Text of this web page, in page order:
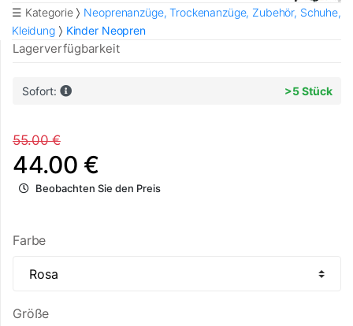
☰ Kategorie
Neoprenanzüge, Trockenanzüge, Zubehör, Schuhe,
Kleidung
Kinder Neopren
Lagerverfügbarkeit
Sofort: >5 Stück
55.00 €
44.00 €
Beobachten Sie den Preis
Farbe
Größe